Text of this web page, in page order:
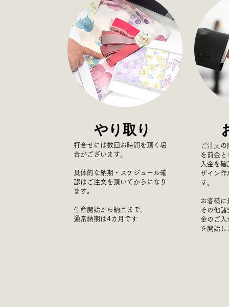
やり取り
打合せには数回お時間を頂く場
合がございます。
具体的な納期・スケジュール確
認はご注文を頂いてからになり
ます。
生産開始から納品まで、
通常納期は4カ月です
ご注文
を前金
入金を
ザイン作
す。
お客様に
その他
金のご入
を開始し